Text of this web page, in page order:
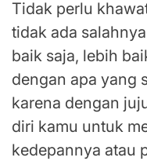
Tidak perlu
tidak ada
baik saja, lebih
dengan apa yang
karena dengan
diri kamu untuk
kedepannya atau